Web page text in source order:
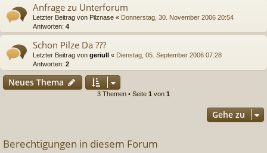
Anfrage zu Unterforum
Letzter Beitrag von Pilznase « Donnerstag, 30. November 2006 20:54
Antworten: 4
Schon Pilze Da ???
Letzter Beitrag von geriull « Dienstag, 05. September 2006 07:28
Antworten: 2
Neues Thema
3 Themen • Seite 1 von 1
Gehe zu
Berechtigungen in diesem Forum